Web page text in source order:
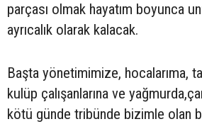
parçası olmak hayatım boyunca
ayrıcalık olarak kalacak.
Başta yönetimimize, hocalarıma,
kulüp çalışanlarına ve
kötü günde tribünde bizimle olan